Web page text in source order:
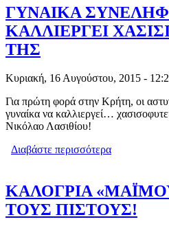
ΓΥΝΑΙΚΑ
ΚΑΛΛΙΕΡΓΕΙ
ΤΗΣ
Κυριακή, 16 Αυγούστου, 2015 -
Για πρώτη φορά στην Κρήτη, οι
γυναίκα να καλλιεργεί…
Νικόλαο Λασιθίου!
Διαβάστε περισσότερα
ΚΑΛΟΓΡΙΑ
ΤΟΥΣ ΠΙΣΤΟΥΣ!